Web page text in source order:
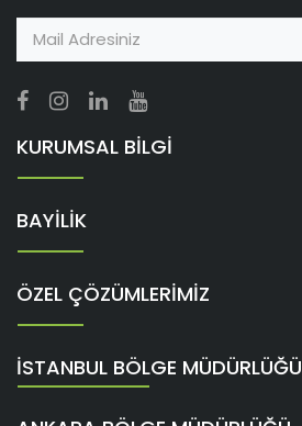
KURUMSAL BİLGİ
BAYİLİK
ÖZEL ÇÖZÜMLERİMİZ
İSTANBUL BÖLGE MÜDÜRLÜĞÜ